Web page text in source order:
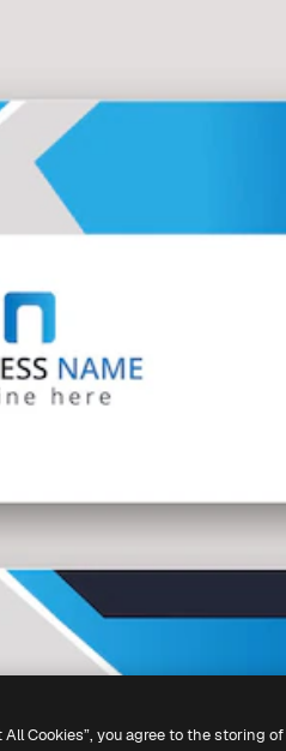
Cookies”, you agree to the storing